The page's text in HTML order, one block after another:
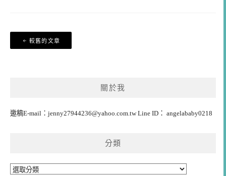
文
章
較舊的文章
關於我
邀稿E-mail： jenny27944236@yahoo.com.twLine ID： angelababy0218
分類
分